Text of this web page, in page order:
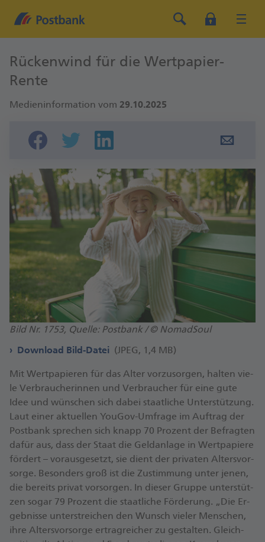
Rückenwind für die Wertpapier-
Rente
Medieninformation vom 29.10.2025
Bild Nr. 1753, Quelle: Postbank / © NomadSoul
Download Bild-Datei (JPEG, 1,4 MB)
Mit Wert­pa­pie­ren für das Al­ter vor­zu­sor­gen, hal­ten vie­
le Ver­brau­che­rin­nen und Ver­brau­cher für ei­ne gu­te
Idee und wün­schen sich da­bei staat­li­che Un­ter­stüt­zung.
Laut ei­ner ak­tu­el­len You­Gov-Um­fra­ge im Auf­trag der
Post­bank spre­chen sich knapp 70 Pro­zent der Be­frag­ten
da­für aus, dass der Staat die Geld­an­la­ge in Wert­pa­pie­re
för­der­t – vor­aus­ge­setzt, sie dient der pri­va­ten Al­ters­vor­
sor­ge. Be­son­ders groß ist die Zu­stim­mung un­ter je­nen,
die be­reits pri­vat vor­sor­gen. In die­ser Grup­pe un­ter­stüt­
zen so­gar 79 ­Pro­zent die staat­li­che För­de­rung. „Die Er­
geb­nis­se un­ter­strei­chen den Wunsch vie­ler Men­schen,
ih­re Al­ters­vor­sor­ge er­trag­rei­cher zu ge­stal­ten. Gleich­